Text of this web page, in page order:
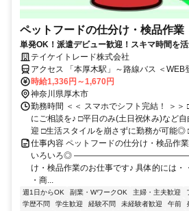
ペットフードの仕分け・検品作業
単発OK！派遣デビュー歓迎！スキマ時間を活
【WEB登録会実施中】
テイケイトレード株式会社
アクセス 「本厚木駅」～路線バス ＜WEB
時給1,336円～1,670円
神奈川県厚木市
勤務時間 ＜＜ スマホでシフト完結！ ＞＞
にご相談を♪ □平日のみ(土日祝休み)など
迎 □生活スタイルを崩さずに勤務が可能◎
仕事内容 ペットフードの仕分け・検品作
いろいろ◎ ――――――――――――――――
け・検品作業のお仕事です♪ 具体的には・
・商...
週1日からOK 副業・WワークOK 主婦・主夫歓迎
学歴不問
学生歓迎 経験不問 未経験者歓迎 午前